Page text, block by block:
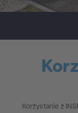
Korzystanie z